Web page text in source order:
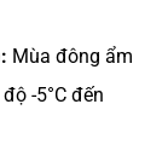
Mùa đông ẩm
-5°C đến